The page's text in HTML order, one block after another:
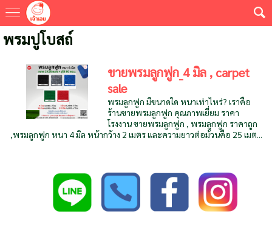
พรมปูโบสถ์
ขายพรมลูกฟูก_4 มิล , carpet
sale
พรมลูกฟูก มีขนาดใด หนาเท่าไหร่? เราคือ
ร้านขายพรมลูกฟูก คุณภาพเยี่ยม ราคา
โรงงาน ขายพรมลูกฟูก , พรมลูกฟูก ราคาถูก
,พรมลูกฟูก หนา 4 มิล หน้ากว้าง 2 เมตร และความยาวต่อม้วนคือ 25 เมต...